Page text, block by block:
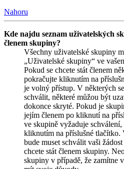
Nahoru
Kde najdu seznam uživatelských
členem skupiny?
Všechny uživatelské skupiny
„Uživatelské skupiny“ ve
Pokud se chcete stát členem
pokračujte kliknutím na
je volný přístup. V některých
schválit, některé můžou být
dokonce skryté. Pokud je
jejím členem po kliknutí na
ve skupině vyžaduje schválení,
kliknutím na příslušné tlačítko.
bude muset schválit vaši
chcete stát členem skupiny.
skupiny v případě, že zamítne